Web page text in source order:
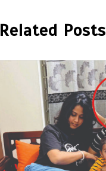
Related Posts